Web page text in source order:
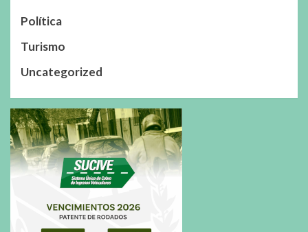
Política
Turismo
Uncategorized